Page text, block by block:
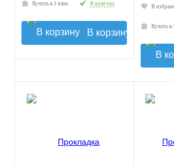
Купить в 1 клик В наличии
В корзину
В
Купить в